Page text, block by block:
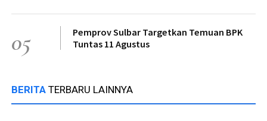
05
Pemprov Sulbar Targetkan Temuan BPK
Tuntas 11 Agustus
BERITA TERBARU LAINNYA